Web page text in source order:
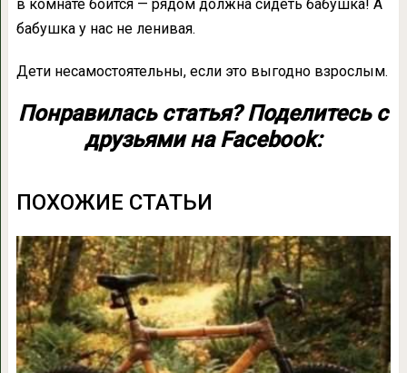
в комнате боится — рядом должна сидеть бабушка! А
бабушка у нас не ленивая.
Дети несамостоятельны, если это выгодно взрослым.
Понравилась статья? Поделитесь с
друзьями на Facebook:
ПОХОЖИЕ СТАТЬИ